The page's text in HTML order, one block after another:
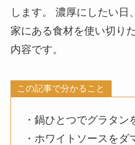
します。 濃厚にしたい日
家にある食材を使い切り
内容です。
この記事で分かること
・鍋ひとつでグラタン
・ホワイトソースを